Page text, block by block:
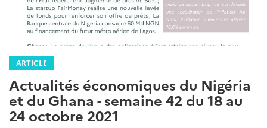
ARTICLE
Actualités économiques du Nigéria
et du Ghana - semaine 42 du 18 au
24 octobre 2021